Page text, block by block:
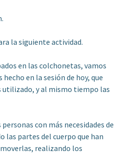
la siguiente actividad.
en las colchonetas, vamos
en la sesión de hoy, que
utilizado, y al mismo tiempo las
personas con más necesidades de
las partes del cuerpo que han
realizando los